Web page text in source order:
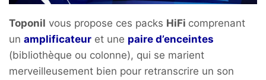
Toponil vous propose ces packs HiFi comprenant
un amplificateur et une paire d’enceintes
(bibliothèque ou colonne), qui se marient
merveilleusement bien pour retranscrire un son